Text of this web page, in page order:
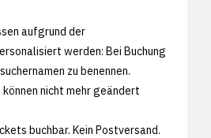
aufgrund der
werden: Bei Buchung
zu benennen.
nicht mehr geändert
buchbar. Kein Postversand.